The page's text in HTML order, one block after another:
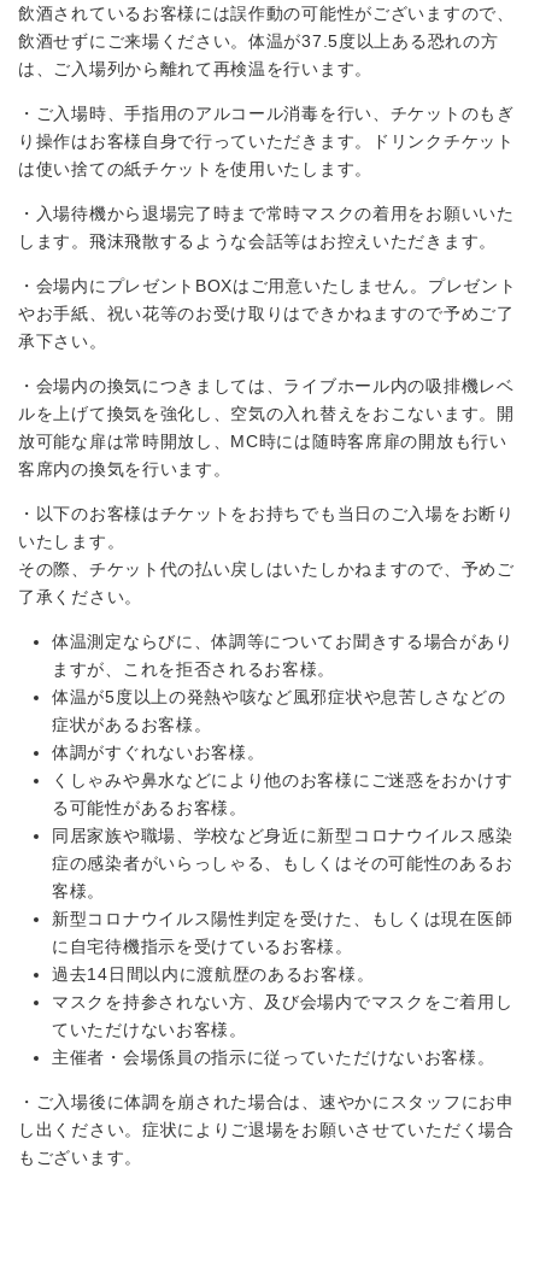
飲酒されているお客様には誤作動の可能性がございますので、
飲酒せずにご来場ください。体温が37.5度以上ある恐れの方
は、ご入場列から離れて再検温を行います。
・ご入場時、手指用のアルコール消毒を行い、チケットのもぎ
り操作はお客様自身で行っていただきます。ドリンクチケット
は使い捨ての紙チケットを使用いたします。
・入場待機から退場完了時まで常時マスクの着用をお願いいた
します。飛沫飛散するような会話等はお控えいただきます。
・会場内にプレゼントBOXはご用意いたしません。プレゼント
やお手紙、祝い花等のお受け取りはできかねますので予めご了
承下さい。
・会場内の換気につきましては、ライブホール内の吸排機レベ
ルを上げて換気を強化し、空気の入れ替えをおこないます。開
放可能な扉は常時開放し、MC時には随時客席扉の開放も行い
客席内の換気を行います。
・以下のお客様はチケットをお持ちでも当日のご入場をお断り
いたします。
その際、チケット代の払い戻しはいたしかねますので、予めご
了承ください。
体温測定ならびに、体調等についてお聞きする場合があり
ますが、これを拒否されるお客様。
体温が5度以上の発熱や咳など風邪症状や息苦しさなどの
症状があるお客様。
体調がすぐれないお客様。
くしゃみや鼻水などにより他のお客様にご迷惑をおかけす
る可能性があるお客様。
同居家族や職場、学校など身近に新型コロナウイルス感染
症の感染者がいらっしゃる、もしくはその可能性のあるお
客様。
新型コロナウイルス陽性判定を受けた、もしくは現在医師
に自宅待機指示を受けているお客様。
過去14日間以内に渡航歴のあるお客様。
マスクを持参されない方、及び会場内でマスクをご着用し
ていただけないお客様。
主催者・会場係員の指示に従っていただけないお客様。
・ご入場後に体調を崩された場合は、速やかにスタッフにお申
し出ください。症状によりご退場をお願いさせていただく場合
もございます。